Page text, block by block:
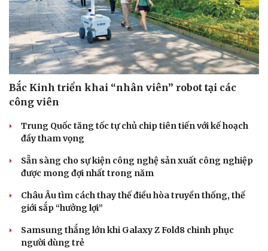
Bắc Kinh triển khai “nhân viên” robot tại các
công viên
Trung Quốc tăng tốc tự chủ chip tiên tiến với kế hoạch
đầy tham vọng
Sẵn sàng cho sự kiện công nghệ sản xuất công nghiệp
được mong đợi nhất trong năm
Châu Âu tìm cách thay thế điều hòa truyền thống, thế
giới sắp “hưởng lợi”
Samsung thắng lớn khi Galaxy Z Fold8 chinh phục
người dùng trẻ